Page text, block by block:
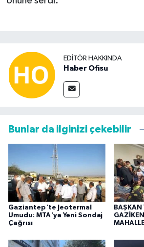
EDITÖR HAKKINDA
Haber Ofisu
Bunlar da ilginizi çekebilir
Gaziantep'te Jeotermal
Umudu: MTA'ya Yeni Sondaj
Çağrısı
BAŞKAN